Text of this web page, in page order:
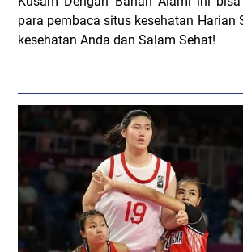
para pembaca situs kesehatan Harian
kesehatan Anda dan Salam Sehat!